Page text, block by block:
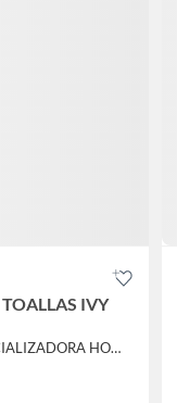
IVY
Por COMERCIALIZADORA HOMETEX CHOCOLO